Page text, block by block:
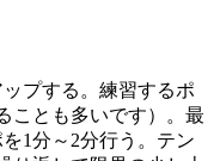
プする。練習するポ
ことも多いです）。最
1分～2分行う。テン